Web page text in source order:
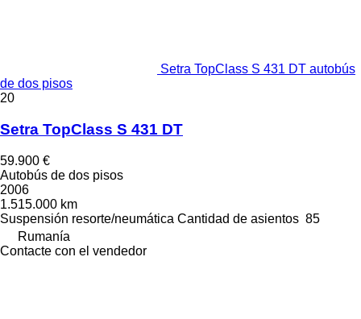
Setra TopClass S 431 DT autobús
de dos pisos
20
Setra TopClass S 431 DT
59.900 €
Autobús de dos pisos
2006
1.515.000 km
Suspensión resorte/neumática Cantidad de asientos 85
Rumanía
Contacte con el vendedor